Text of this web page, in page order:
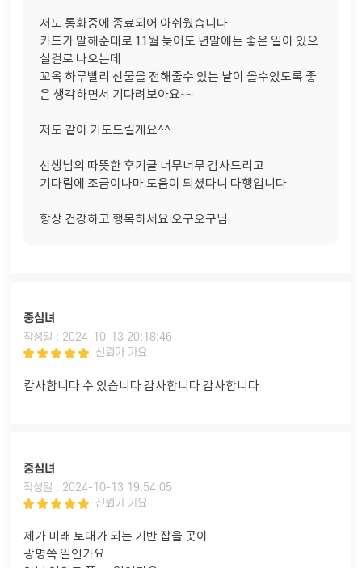
저도 통화중에 종료되어 아쉬웠습니다
카드가 말해준대로 11월 늦어도 년말에는 좋은 일이 있으
실걸로 나오는데
꼬옥 하루빨리 선물을 전해줄수 있는 날이 올수있도록 좋
은 생각하면서 기다려보아요~~
저도 같이 기도드릴게요^^
선생님의 따뜻한 후기글 너무너무 감사드리고
기다림에 조금이나마 도움이 되셨다니 다행입니다
항상 건강하고 행복하세요 오구오구님
중심녀
작성일 : 2024-10-13 20:18:46
신뢰가 가요
캄사합니다 수 있습니다 감사합니다 감사합니다
중심녀
작성일 : 2024-10-13 19:54:05
신뢰가 가요
제가 미래 토대가 되는 기반 잡을 곳이
광명쪽 일인가요